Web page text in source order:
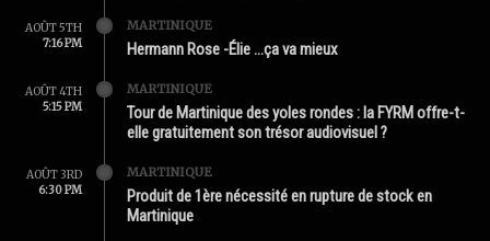
AOÛT 5TH
7:16 PM
MARTINIQUE
Hermann Rose -Élie …ça va mieux
AOÛT 4TH
5:15 PM
MARTINIQUE
Tour de Martinique des yoles rondes : la FYRM offre-t-
elle gratuitement son trésor audiovisuel ?
AOÛT 3RD
6:30 PM
MARTINIQUE
Produit de 1ère nécessité en rupture de stock en
Martinique